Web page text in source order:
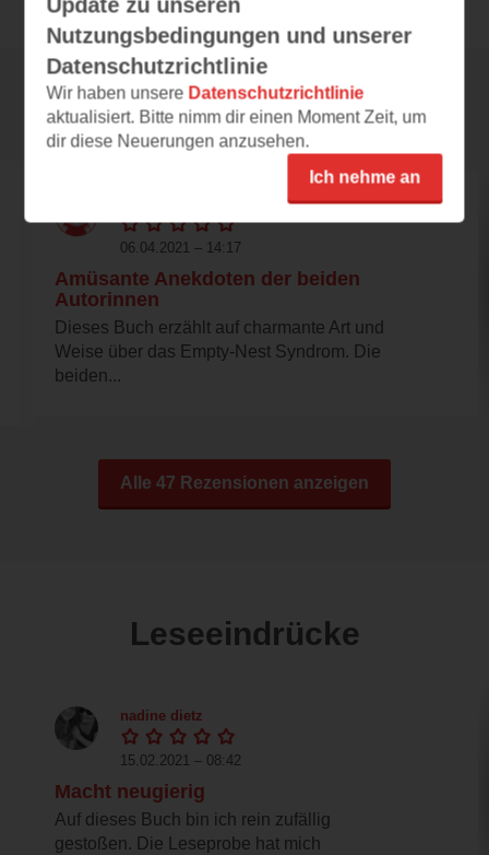
Rezensionen
06.04.2021 – 14:17
Amüsante Anekdoten der beiden
Autorinnen
Dieses Buch erzählt auf charmante Art und
Weise über das Empty-Nest Syndrom. Die
beiden...
Alle 47 Rezensionen anzeigen
Leseeindrücke
nadine dietz
15.02.2021 – 08:42
Macht neugierig
Auf dieses Buch bin ich rein zufällig
gestoßen. Die Leseprobe hat mich
Nutzungsbedingungen und unserer
Datenschutzrichtlinie
Wir haben unsere Datenschutzrichtlinie
aktualisiert. Bitte nimm dir einen Moment Zeit, um
dir diese Neuerungen anzusehen.
Ich nehme an